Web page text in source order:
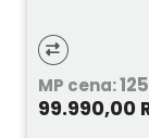
MP cena:
99.990,00